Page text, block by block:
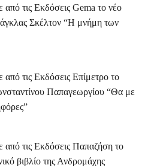
τις Εκδόσεις Gema το νέο
Σκέλτον “Η μνήμη των
τις Εκδόσεις Επίμετρο το
Παπαγεωργίου “Θα με
τις Εκδόσεις Παπαζήση το
βιβλίο της Ανδρομάχης